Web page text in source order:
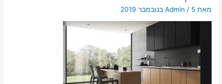
מאת Admin / 5 בנובמבר 2019